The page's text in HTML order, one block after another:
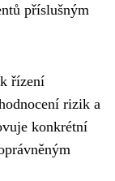
příslušným
řízení
rizik a
konkrétní